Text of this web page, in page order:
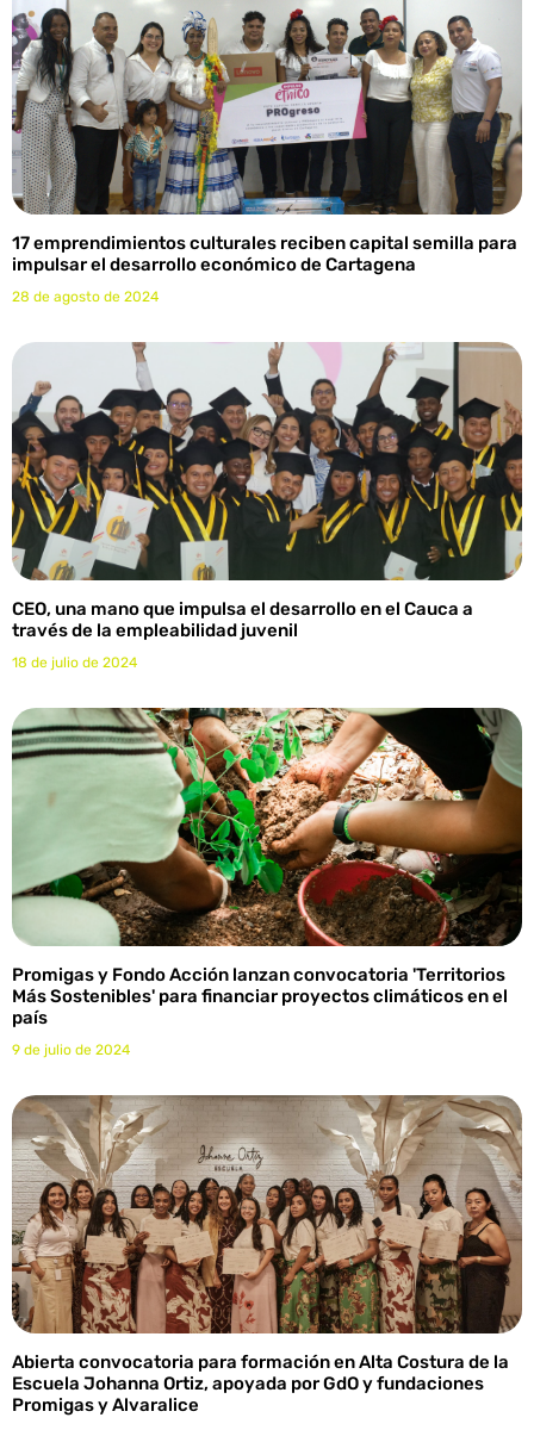
17 emprendimientos culturales reciben capital semilla para
impulsar el desarrollo económico de Cartagena
28 de agosto de 2024
CEO, una mano que impulsa el desarrollo en el Cauca a
través de la empleabilidad juvenil
18 de julio de 2024
Promigas y Fondo Acción lanzan convocatoria 'Territorios
Más Sostenibles' para financiar proyectos climáticos en el
país
9 de julio de 2024
Abierta convocatoria para formación en Alta Costura de la
Escuela Johanna Ortiz, apoyada por GdO y fundaciones
Promigas y Alvaralice